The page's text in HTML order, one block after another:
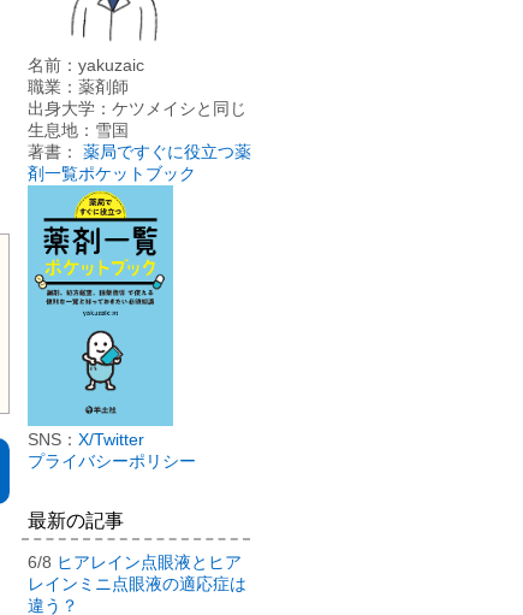
名前：yakuzaic
職業：薬剤師
出身大学：ケツメイシと同じ
生息地：雪国
著書： 薬局ですぐに役立つ薬
剤一覧ポケットブック
SNS： X/Twitter
プライバシーポリシー
最新の記事
6/8 ヒアレイン点眼液とヒア
レインミニ点眼液の適応症は
違う？